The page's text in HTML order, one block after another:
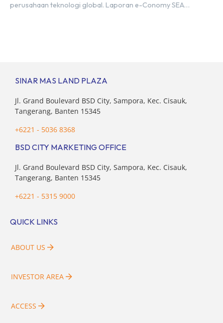
perusahaan teknologi global. Laporan e-Conomy SEA
SINAR MAS LAND PLAZA
Jl. Grand Boulevard BSD City, Sampora, Kec. Cisauk,
Tangerang, Banten 15345
+6221 - 5036 8368
BSD CITY MARKETING OFFICE
Jl. Grand Boulevard BSD City, Sampora, Kec. Cisauk,
Tangerang, Banten 15345
+6221 - 5315 9000
QUICK LINKS
ABOUT US
INVESTOR AREA
ACCESS